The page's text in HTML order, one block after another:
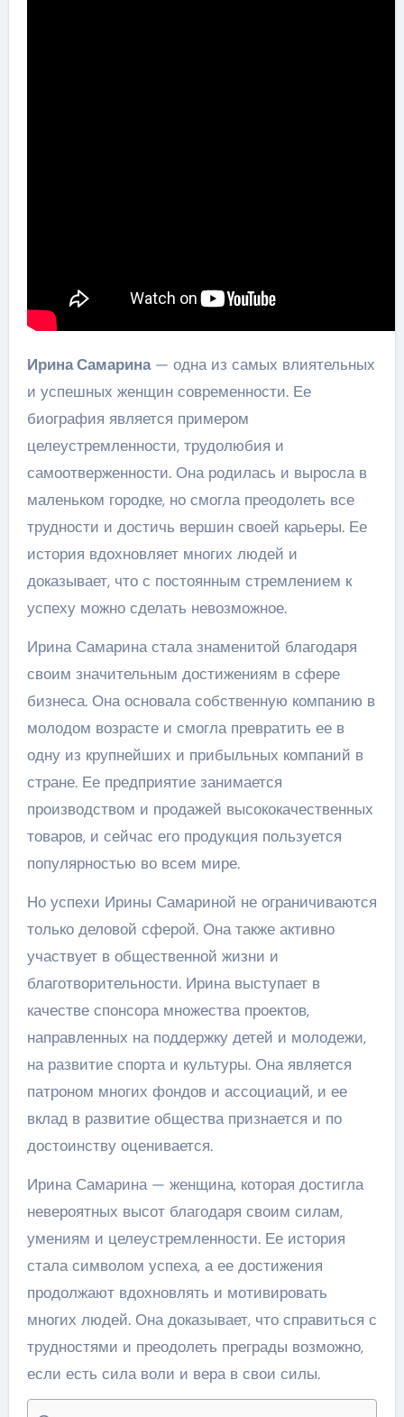
Ирина Самарина— одна из самых влиятельных
и успешных женщин современности. Ее
биография является примером
целеустремленности, трудолюбия и
самоотверженности. Она родилась и выросла в
маленьком городке, но смогла преодолеть все
трудности и достичь вершин своей карьеры. Ее
история вдохновляет многих людей и
доказывает, что с постоянным стремлением к
успеху можно сделать невозможное.
Ирина Самарина стала знаменитой благодаря
своим значительным достижениям в сфере
бизнеса. Она основала собственную компанию в
молодом возрасте и смогла превратить ее в
одну из крупнейших и прибыльных компаний в
стране. Ее предприятие занимается
производством и продажей высококачественных
товаров, и сейчас его продукция пользуется
популярностью во всем мире.
Но успехи Ирины Самариной не ограничиваются
только деловой сферой. Она также активно
участвует в общественной жизни и
благотворительности. Ирина выступает в
качестве спонсора множества проектов,
направленных на поддержку детей и молодежи,
на развитие спорта и культуры. Она является
патроном многих фондов и ассоциаций, и ее
вклад в развитие общества признается и по
достоинству оценивается.
Ирина Самарина — женщина, которая достигла
невероятных высот благодаря своим силам,
умениям и целеустремленности. Ее история
стала символом успеха, а ее достижения
продолжают вдохновлять и мотивировать
многих людей. Она доказывает, что справиться с
трудностями и преодолеть преграды возможно,
если есть сила воли и вера в свои силы.